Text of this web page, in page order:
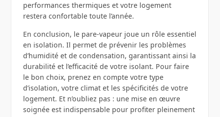
performances thermiques et votre logement
restera confortable toute l’année.
En conclusion, le pare-vapeur joue un rôle essentiel
en isolation. Il permet de prévenir les problèmes
d’humidité et de condensation, garantissant ainsi la
durabilité et l’efficacité de votre isolant. Pour faire
le bon choix, prenez en compte votre type
d’isolation, votre climat et les spécificités de votre
logement. Et n’oubliez pas : une mise en œuvre
soignée est indispensable pour profiter pleinement